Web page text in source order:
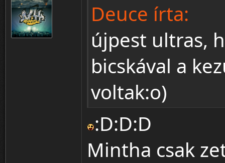
Deuce írta:
újpest ultras,
bicskával a
voltak:o)
:D:D:D
Mintha csak